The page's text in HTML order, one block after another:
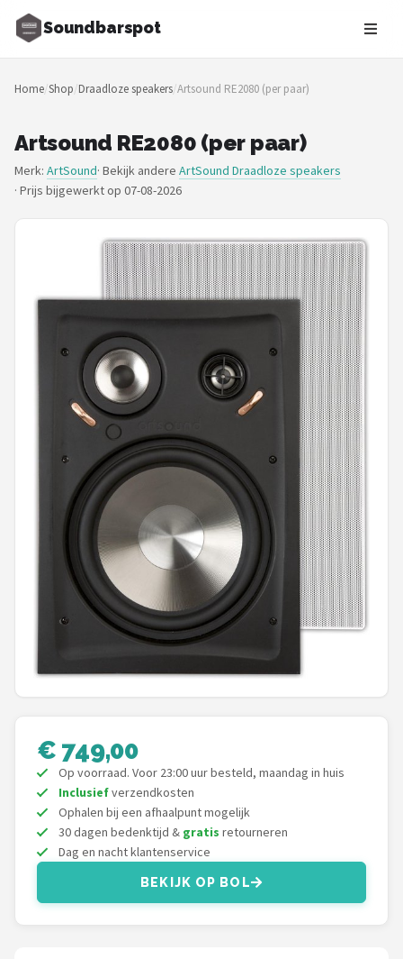
Soundbarspot
Zoeken
NAVIGATIE
Merken
Blog
Muziekstijlen
Sonos
Samsung
POPULAIRE MERKEN
Power Dynamics
Soundskins
Teufel
JBL
Fenton
Dali
Ultimea
Carlinkit
Home/Shop/Draadloze speakers/Artsound RE2080 (per paar)
Artsound RE2080 (per paar)
Merk: ArtSound· Bekijk andere ArtSound Draadloze speakers
· Prijs bijgewerkt op 07-08-2026
€ 749,00
Op voorraad. Voor 23:00 uur besteld, maandag in huis
Inclusiefverzendkosten
Ophalen bij een afhaalpunt mogelijk
30 dagen bedenktijd & gratis retourneren
Dag en nacht klantenservice
BEKIJK OP BOL